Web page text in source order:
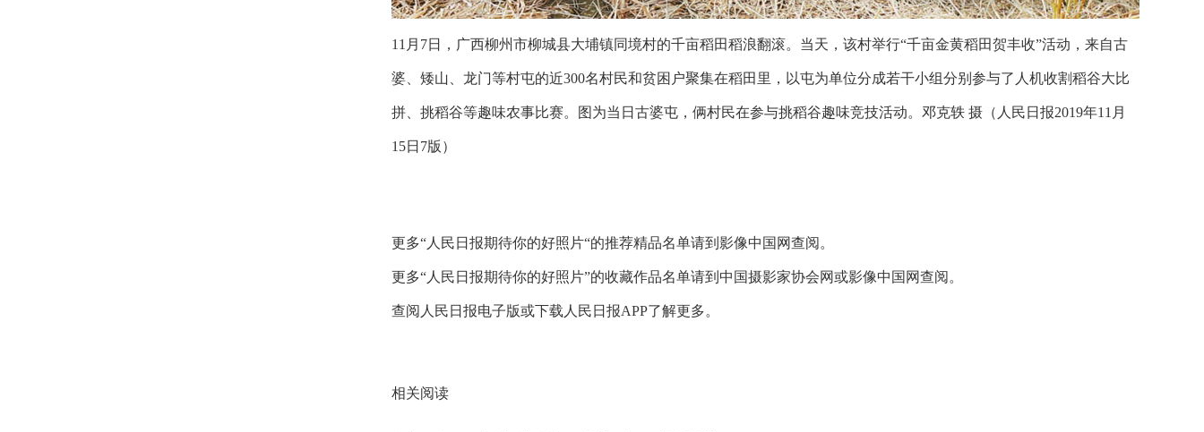
11月7日，广西柳州市柳城县大埔镇同境村的千亩稻田稻浪翻滚。当天，该村举行“千亩金黄稻田贺丰收”活动，来自古
婆、矮山、龙门等村屯的近300名村民和贫困户聚集在稻田里，以屯为单位分成若干小组分别参与了人机收割稻谷大比
拼、挑稻谷等趣味农事比赛。图为当日古婆屯，俩村民在参与挑稻谷趣味竞技活动。邓克轶 摄（人民日报2019年11月
15日7版）
更多“人民日报期待你的好照片“的推荐精品名单请到影像中国网查阅。
更多“人民日报期待你的好照片”的收藏作品名单请到中国摄影家协会网或影像中国网查阅。
查阅人民日报电子版或下载人民日报APP了解更多。
相关阅读